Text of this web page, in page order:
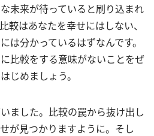
未来が待っていると刷り込まれ
較はあなたを幸せにはしない、
は分かっているはずなんです。
比較をする意味がないことをぜ
じめましょう。
ました。比較の罠から抜け出し
が見つかりますように。そし